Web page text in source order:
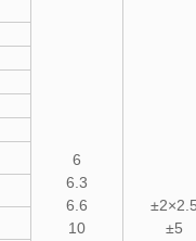
6
6.3
6.6
10
±2×2.5
±5